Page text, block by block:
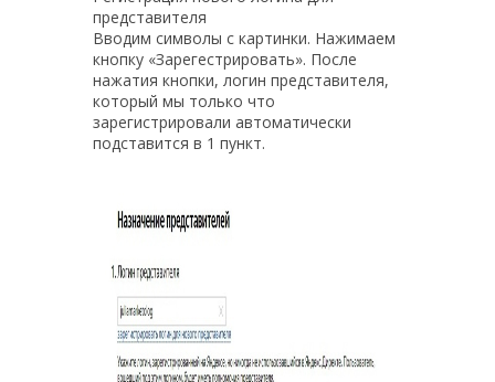
представителя
Вводим символы с картинки. Нажимаем
кнопку «Зарегестрировать». После
нажатия кнопки, логин представителя,
который мы только что
зарегистрировали автоматически
подставится в 1 пункт.